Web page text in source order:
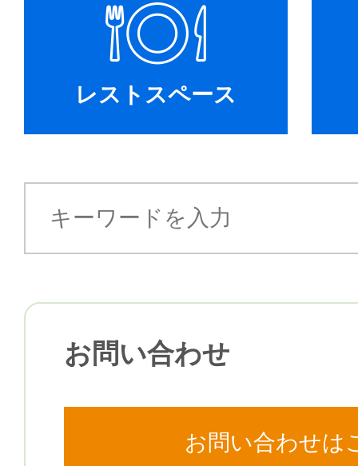
レストスペース
お問い合わせ
お問い合わせは